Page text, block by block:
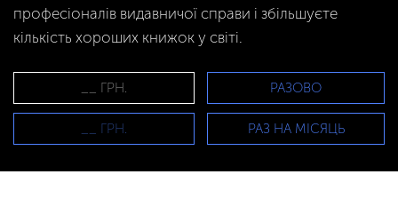
професіоналів видавничої справи і збільшуєте
кількість хороших книжок у світі.
РАЗОВО
РАЗ НА МІСЯЦЬ